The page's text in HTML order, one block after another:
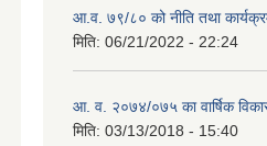
आ.व. ७९/८० को नीति तथा
मिति: 06/21/2022 - 22:24
आ. व. २०७४/०७५ का वार्षिक
मिति: 03/13/2018 - 15:40